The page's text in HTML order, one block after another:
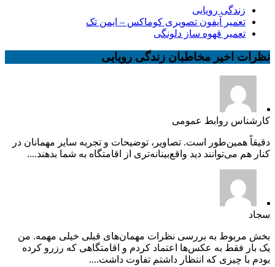
زندگی رویایی
تعمیر آیفون تصویری کوماکس – ایمن تک
تعمیر قهوه ساز دلونگی
نظرات اخیر مخاطبان زندگی رویایی
کارشناس روابط عمومی
دقیقاً همین‌طور است. تصاویر، توضیحات و تجربه سایر مهمانان در
کنار هم می‌توانند دید واقع‌بینانه‌تری از اقامتگاه به شما بدهند....
سجاد
بخش مربوط به بررسی نظرات مهمان‌های قبلی خیلی مهمه. من
یک بار فقط به عکس‌ها اعتماد کردم و اقامتگاهی که رزرو کرده
بودم با چیزی که انتظار داشتم تفاوت داشت....